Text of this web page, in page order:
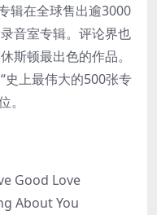
辑在全球售出逾3000
音室专辑。评论界也
斯顿最出色的作品。
史上最伟大的500张专
。
Good Love
About You